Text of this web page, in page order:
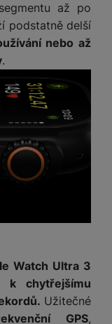
až po
podstatně delší
nebo až
.
Watch Ultra 3
k chytřejšímu
Užitečné
GPS,